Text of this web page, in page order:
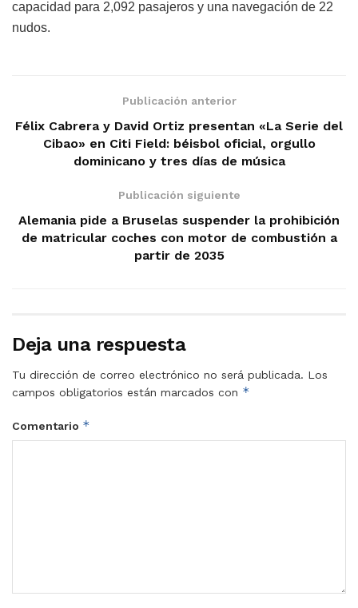
capacidad para 2,092 pasajeros y una navegación de 22
nudos.
Publicación anterior
Félix Cabrera y David Ortiz presentan «La Serie del
Cibao» en Citi Field: béisbol oficial, orgullo
dominicano y tres días de música
Publicación siguiente
Alemania pide a Bruselas suspender la prohibición
de matricular coches con motor de combustión a
partir de 2035
Deja una respuesta
Tu dirección de correo electrónico no será publicada. Los
campos obligatorios están marcados con *
Comentario *